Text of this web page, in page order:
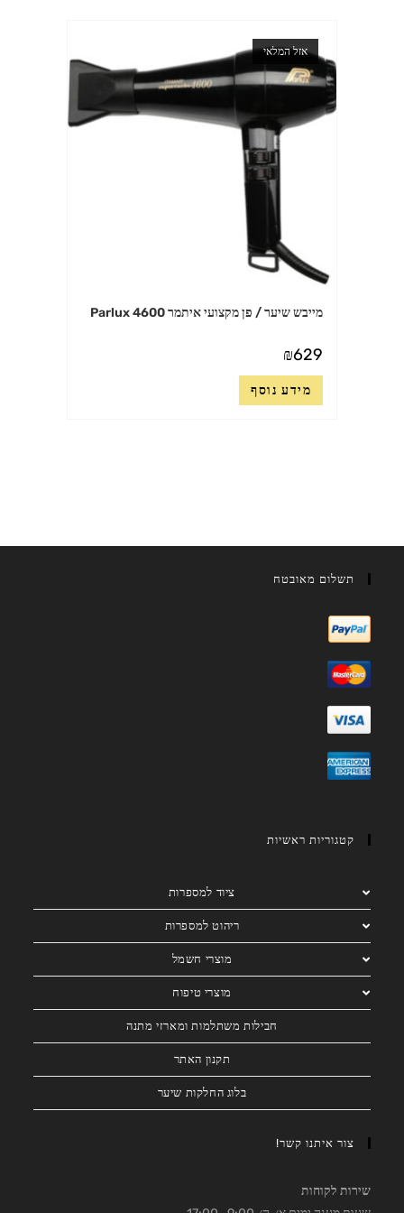
אזל המלאי
מייבש שיער / פן מקצועי איתמר 4600 Parlux
₪629
מידע נוסף
תשלום מאובטח
קטגוריות ראשיות
ציוד למספרות
ריהוט למספרות
מוצרי חשמל
מוצרי טיפוח
חבילות משתלמות ומארזי מתנה
תקנון האתר
בלוג החלקות שיער
צור איתנו קשר!
שירות לקוחות